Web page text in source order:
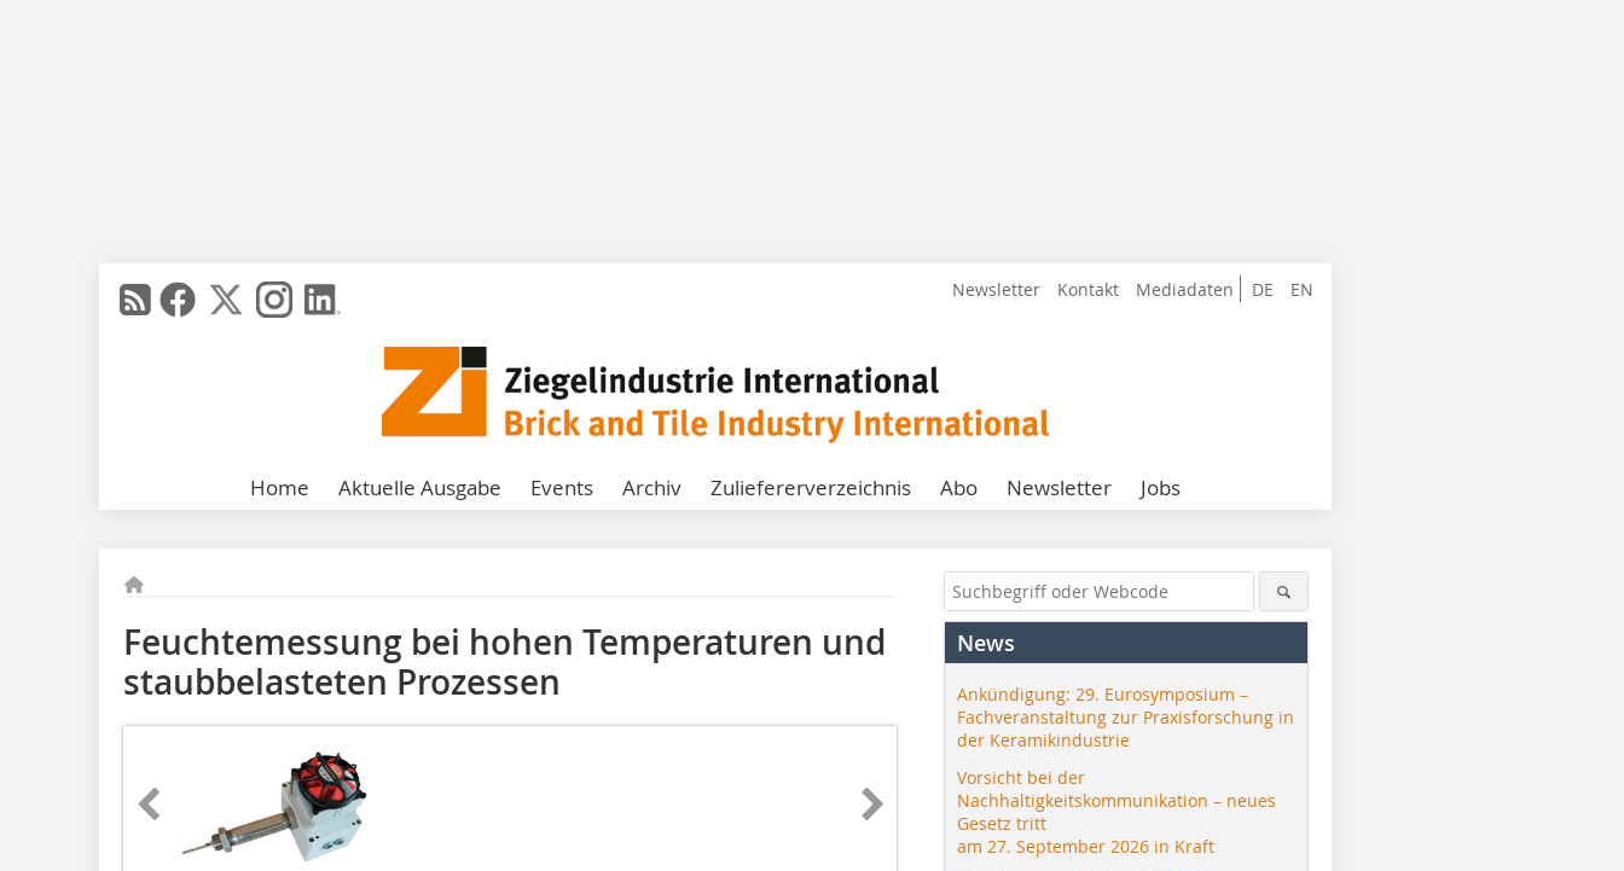
DE EN
Newsletter Kontakt Mediadaten
Home Aktuelle Ausgabe Events Archiv Zuliefererverzeichnis Abo Newsletter Jobs
Feuchtemessung bei hohen Temperaturen und
staubbelasteten Prozessen
News
Ankündigung: 29. Eurosymposium –
Fachveranstaltung zur Praxisforschung in
der Keramikindustrie
Vorsicht bei der
Nachhaltigkeitskommunikation – neues
Gesetz tritt
am 27. September 2026 in Kraft